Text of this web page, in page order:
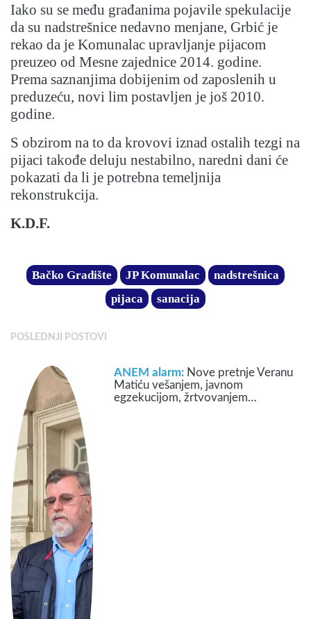
Iako su se među građanima pojavile spekulacije
da su nadstrešnice nedavno menjane, Grbić je
rekao da je Komunalac upravljanje pijacom
preuzeo od Mesne zajednice 2014. godine.
Prema saznanjima dobijenim od zaposlenih u
preduzeću, novi lim postavljen je još 2010.
godine.
S obzirom na to da krovovi iznad ostalih tezgi na
pijaci takođe deluju nestabilno, naredni dani će
pokazati da li je potrebna temeljnija
rekonstrukcija.
K.D.F.
Bačko Gradište JP Komunalac
nadstrešnica
pijaca
sanacija
POSLEDNJI POSTOVI
ANEM alarm: Nove pretnje Veranu
Matiću vešanjem, javnom
egzekucijom, žrtvovanjem…